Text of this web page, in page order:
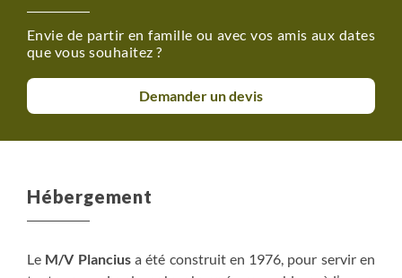
Envie de partir en famille ou avec vos amis aux dates
que vous souhaitez ?
Demander un devis
Hébergement
Le M/V Planciusa été construit en 1976, pour servir en